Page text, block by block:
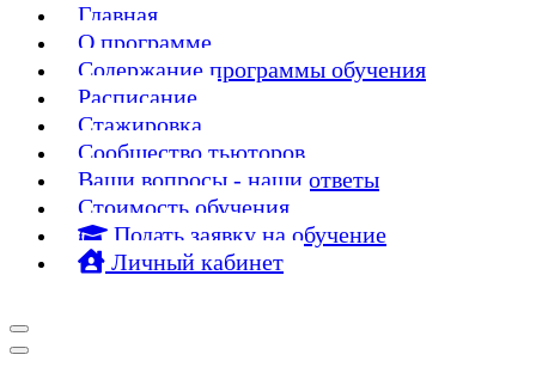
Главная
О программе
Содержание программы обучения
Расписание
Стажировка
Сообщество тьюторов
Ваши вопросы - наши ответы
Стоимость обучения
Подать заявку на обучение
Личный кабинет